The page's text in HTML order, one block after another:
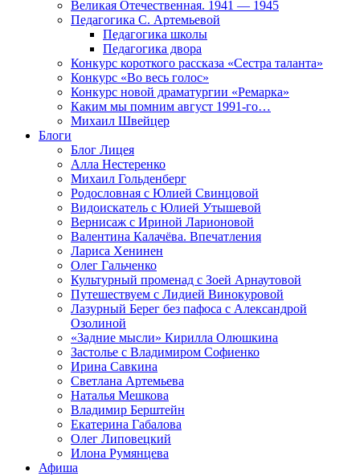
Великая Отечественная. 1941 — 1945
Педагогика С. Артемьевой
Педагогика школы
Педагогика двора
Конкурс короткого рассказа «Сестра таланта»
Конкурс «Во весь голос»
Конкурс новой драматургии «Ремарка»
Каким мы помним август 1991-го…
Михаил Швейцер
Блоги
Блог Лицея
Алла Нестеренко
Михаил Гольденберг
Родословная с Юлией Свинцовой
Видоискатель с Юлией Утышевой
Вернисаж с Ириной Ларионовой
Валентина Калачёва. Впечатления
Лариса Хенинен
Олег Гальченко
Культурный променад с Зоей Арнаутовой
Путешествуем с Лидией Винокуровой
Лазурный Берег без пафоса с Александрой
Озолиной
«Задние мысли» Кирилла Олюшкина
Застолье с Владимиром Софиенко
Ирина Савкина
Светлана Артемьева
Наталья Мешкова
Владимир Берштейн
Екатерина Габалова
Олег Липовецкий
Илона Румянцева
Афиша